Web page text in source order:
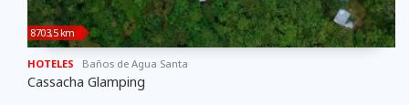
8703,5 km
HOTELES Baños de Agua Santa
Cassacha Glamping